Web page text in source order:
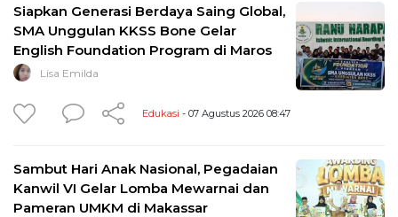
Siapkan Generasi Berdaya Saing Global,
SMA Unggulan KKSS Bone Gelar
English Foundation Program di Maros
Lisa Emilda
Edukasi - 07 Agustus 2026 08:47
Sambut Hari Anak Nasional, Pegadaian
Kanwil VI Gelar Lomba Mewarnai dan
Pameran UMKM di Makassar